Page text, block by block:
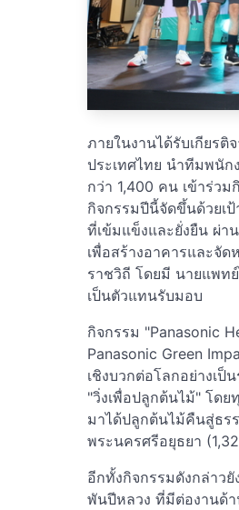
ภายในงานได้รับเกียร
ประเทศไทย นำทีมพนั
กว่า 1,400 คน เข้าร่ว
กิจกรรมปีนี้จัดขึ้นด้วยเ
ที่เข้มแข็งและยั่งยืน ผ่า
เพื่อสร้างอาคารและจั
ราชวิถี โดยมี นายแพท
เป็นตัวแทนรับมอบ
กิจกรรม "Panasonic
Panasonic Green
เชิงบวกต่อโลกอย่างเ
"วิ่งเพื่อปลูกต้นไม้" โดย
มาได้ปลูกต้นไม้คืนสู่ธร
พระนครศรีอยุธยา
อีกทั้งกิจกรรมดังกล่าว
พันปีหลวง ที่มีต่องานด้